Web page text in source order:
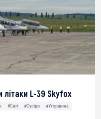
L-39 Skyfox
#Світ #Сусіди
#Угорщина